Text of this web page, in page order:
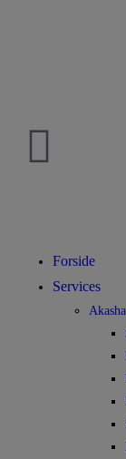
Forside
Services